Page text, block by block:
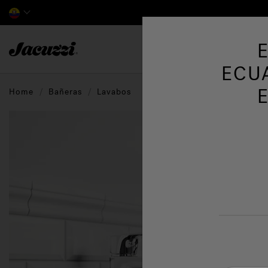
Home Bañeras Lavabos